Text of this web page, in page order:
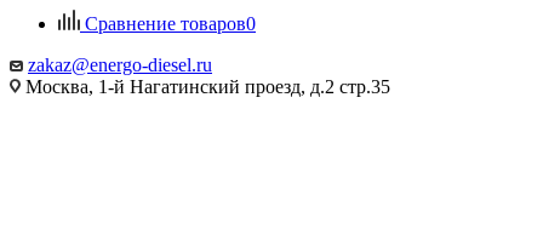
Сравнение товаров0
zakaz@energo-diesel.ru
Москва, 1-й Нагатинский проезд, д.2 стр.35